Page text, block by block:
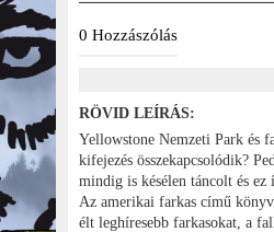
0 Hozzászólás
RÖVID LEÍRÁS:
Yellowstone Nemzeti Park és
kifejezés összekapcsolódik?
mindig is késélen táncolt és ez
Az amerikai farkas című
élt leghíresebb farkasokat, a